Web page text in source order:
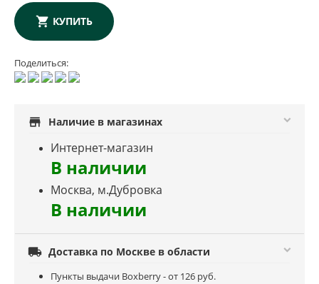
КУПИТЬ
Поделиться:
store Наличие в магазинах
Интернет-магазин
В наличии
Москва, м.Дубровка
В наличии
 Доставка по Москве в области
Пункты выдачи Boxberry - от 126 руб.